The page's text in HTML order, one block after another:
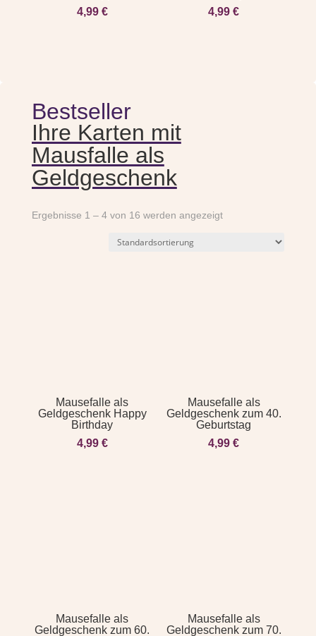
4,99 €
4,99€
Bestseller
Ihre Karten mit
Mausfalle als
Geldgeschenk
Ergebnisse 1 – 4 von 16 werden angezeigt
Mausefalle als
Geldgeschenk Happy
Birthday
4,99 €
Mausefalle als
Geldgeschenk zum 40.
Geburtstag
4,99€
Mausefalle als
Geldgeschenk zum 60.
Mausefalle als
Geldgeschenk zum 70.